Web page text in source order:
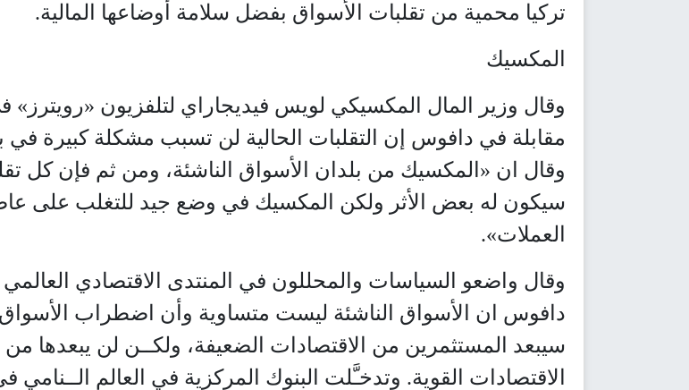
تركيا محمية من تقلبات الأسواق بفضل سلامة أوضاعها المالية.
المكسيك
وقال وزير المال المكسيكي لويس فيديجاراي لتلفزيون «رويترز»
مقابلة في دافوس إن التقلبات الحالية لن تسبب مشكلة كبيرة في
وقال ان «المكسيك من بلدان الأسواق الناشئة، ومن ثم فإن كل
سيكون له بعض الأثر ولكن المكسيك في وضع جيد للتغلب على
العملات».
وقال واضعو السياسات والمحللون في المنتدى الاقتصادي
دافوس ان الأسواق الناشئة ليست متساوية وأن اضطراب الأسواق
سيبعد المستثمرين من الاقتصادات الضعيفة، ولكــن لن يبعدها من
الاقتصادات القوية. وتدخـَّلت البنوك المركزية في العالم الــنامي